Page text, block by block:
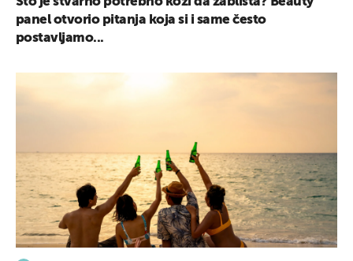
panel otvorio pitanja koja si i same često
postavljamo...